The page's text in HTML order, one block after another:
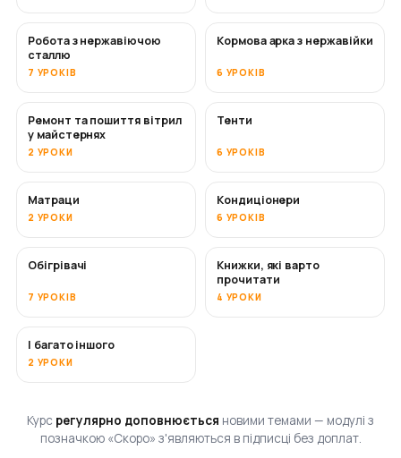
СКОРО
Робота з нержавіючою
сталлю
7 УРОКІВ
Кормова арка з нержавійки
6 УРОКІВ
СКОРО
Ремонт та пошиття вітрил
у майстернях
2 УРОКИ
Тенти
6 УРОКІВ
Матраци
2 УРОКИ
СКОРО
Кондиціонери
6 УРОКІВ
СКОРО
Обігрівачі
7 УРОКІВ
СКОРО
Книжки, які варто
прочитати
4 УРОКИ
СКОРО
І багато іншого
2 УРОКИ
Курс регулярно доповнюється новими темами — модулі з
позначкою «Скоро» з'являються в підписці без доплат.